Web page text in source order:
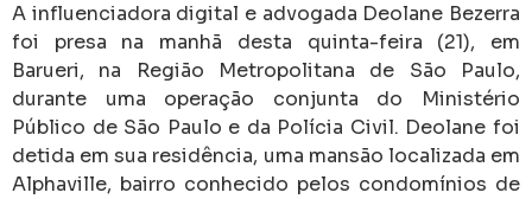
A influenciadora digital e advogada Deolane Bezerra
foi presa na manhã desta quinta-feira (21), em
Barueri, na Região Metropolitana de São Paulo,
durante uma operação conjunta do Ministério
Público de São Paulo e da Polícia Civil. Deolane foi
detida em sua residência, uma mansão localizada em
Alphaville, bairro conhecido pelos condomínios de